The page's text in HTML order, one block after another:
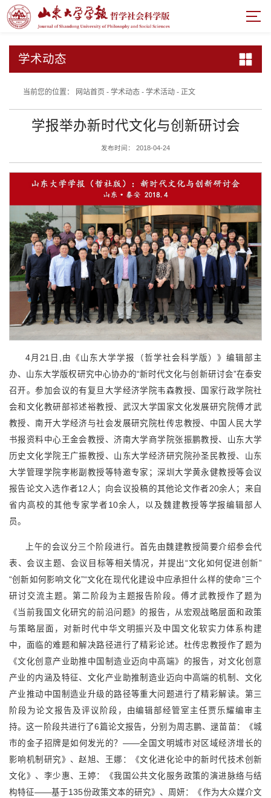
学术动态
当前您的位置： 网站首页- 学术动态- 学术活动- 正文
学报举办新时代文化与创新研讨会
发布时间： 2018-04-24
4月21日,由《山东大学学报（哲学社会科学版）》编辑部主
办、山东大学版权研究中心协办的“新时代文化与创新研讨会”在泰安
召开。参加会议的有复旦大学经济学院韦森教授、国家行政学院社
会和文化教研部祁述裕教授、武汉大学国家文化发展研究院傅才武
教授、南开大学经济与社会发展研究院杜传忠教授、中国人民大学
书报资料中心王金会教授、济南大学商学院张振鹏教授、山东大学
历史文化学院王广振教授、山东大学经济研究院孙圣民教授、山东
大学管理学院李彬副教授等特邀专家；深圳大学黄永健教授等会议
报告论文入选作者12人；向会议投稿的其他论文作者20余人；来自
省内高校的其他专家学者10余人，以及魏建教授等学报编辑部人
员。
上午的会议分三个阶段进行。首先由魏建教授简要介绍参会代
表、会议主题、会议目标等相关情况，并提出“文化如何促进创新”
“创新如何影响文化”“文化在现代化建设中应承担什么样的使命”三个
研讨交流主题。第二阶段为主题报告阶段。傅才武教授作了题为
《当前我国文化研究的前沿问题》的报告，从宏观战略层面和政策
与策略层面，对新时代中华文明振兴及中国文化软实力体系构建
中，面临的难题和解决路径进行了精彩论述。杜传忠教授作了题为
《文化创意产业助推中国制造业迈向中高端》的报告，对文化创意
产业的内涵及特征、文化产业助推制造业迈向中高端的机制、文化
产业推动中国制造业升级的路径等重大问题进行了精彩解读。第三
阶段为论文报告及评议阶段，由编辑部经管室主任贾乐耀编审主
持。这一阶段共进行了6篇论文报告，分别为周志鹏、逯苗苗：《城
市的金子招牌是如何发光的？——全国文明城市对区域经济增长的
影响机制研究》、赵旭、王娜：《文化进化论中的新时代技术创新
文化》、李少惠、王婷：《我国公共文化服务政策的演进脉络与结
构特征——基于135份政策文本的研究》、周妍：《作为大众媒介文